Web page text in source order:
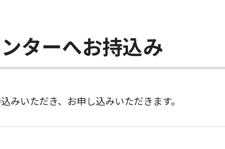
ターへお持込み
みいただき、お申し込みいただきます。